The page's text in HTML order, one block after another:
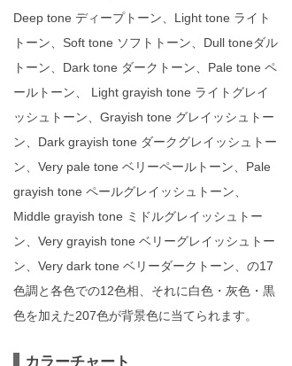
Deep tone ディープトーン、Light tone ライト
トーン、Soft tone ソフトトーン、Dull toneダル
トーン、Dark tone ダークトーン、Pale tone ペ
ールトーン、 Light grayish tone ライトグレイ
ッシュトーン、Grayish tone グレイッシュトー
ン、Dark grayish tone ダークグレイッシュトー
ン、Very pale tone ベリーペールトーン、Pale
grayish tone ペールグレイッシュトーン、
Middle grayish tone ミドルグレイッシュトー
ン、Very grayish tone ベリーグレイッシュトー
ン、Very dark tone ベリーダークトーン、の17
色調と各色での12色相、それに白色・灰色・黒
色を加えた207色が背景色に当てられます。
カラーチャート